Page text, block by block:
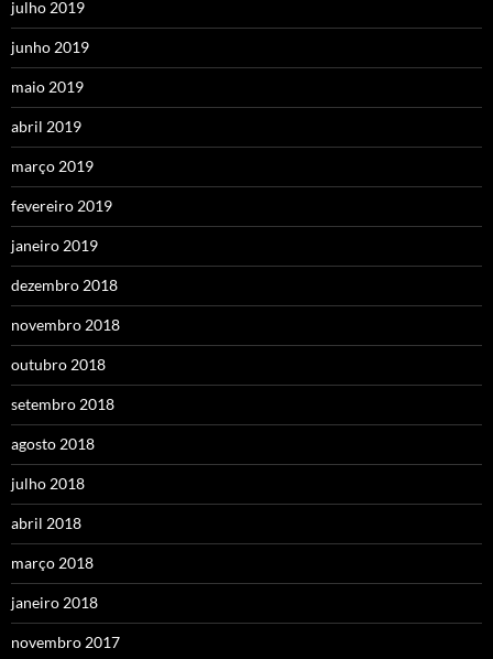
julho 2019
junho 2019
maio 2019
abril 2019
março 2019
fevereiro 2019
janeiro 2019
dezembro 2018
novembro 2018
outubro 2018
setembro 2018
agosto 2018
julho 2018
abril 2018
março 2018
janeiro 2018
novembro 2017